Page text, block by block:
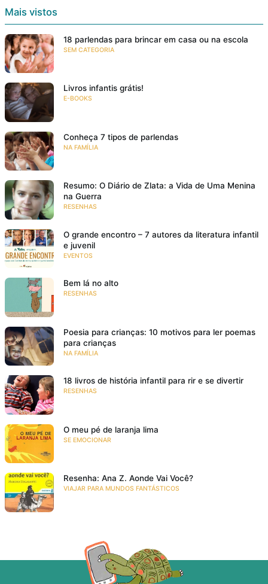
Mais vistos
18 parlendas para brincar em casa ou na escola
SEM CATEGORIA
Livros infantis grátis!
E-BOOKS
Conheça 7 tipos de parlendas
NA FAMÍLIA
Resumo: O Diário de Zlata: a Vida de Uma Menina
na Guerra
RESENHAS
O grande encontro – 7 autores da literatura infantil
e juvenil
EVENTOS
Bem lá no alto
RESENHAS
Poesia para crianças: 10 motivos para ler poemas
para crianças
NA FAMÍLIA
18 livros de história infantil para rir e se divertir
RESENHAS
O meu pé de laranja lima
SE EMOCIONAR
Resenha: Ana Z. Aonde Vai Você?
VIAJAR PARA MUNDOS FANTÁSTICOS